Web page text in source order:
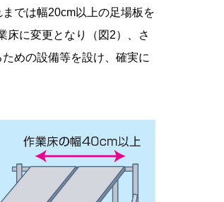
では幅20cm以上の足場板を
床に変更となり（図2）、さ
めの設備等を設け、確実に